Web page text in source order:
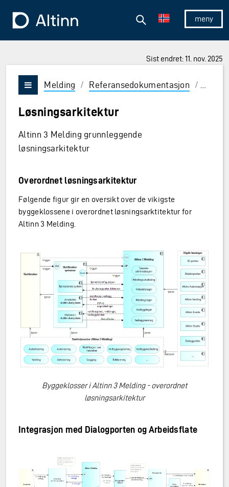
Vis/skjul
Søk
Sist endret: 11. nov. 2025
Vis/skjul meny
Melding / Referansedokumentasjon /
Løsningsarkitektur
Altinn 3 Melding grunnleggende
løsningsarkitektur
Overordnet løsningsarkitektur
Følgende figur gir en oversikt over de vikigste
byggeklossene i overordnet løsningsarktitektur for
Altinn 3 Melding.
Byggeklosser i Altinn 3 Melding - overordnet
løsningsarkitektur
Integrasjon med Dialogporten og Arbeidsflate